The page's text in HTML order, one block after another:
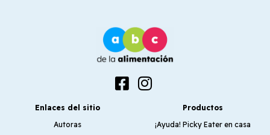
Enlaces del sitio
Autoras
Productos
¡Ayuda! Picky Eater en casa